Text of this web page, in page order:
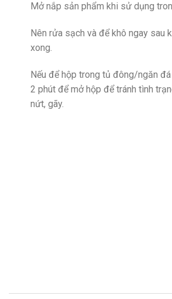
Mở nắp sản phẩm khi sử dụng
Nên rửa sạch và để khô ngay sau
xong.
Nếu để hộp trong tủ đông/ngăn
2 phút để mở hộp để tránh tình
nứt, gãy.